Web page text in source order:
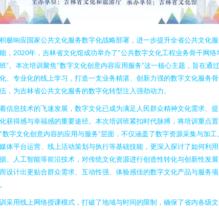
极响应国家公共文化服务数字化战略部署，进一步提升全省公共文化
，2020年，吉林省文化馆成功举办了“公共数字文化工程业务骨干网络
”。本次培训聚焦“数字文化创意内容应用服务”这一核心主题，旨在通
、专业化的线上学习，打造一支业务精湛、创新力强的数字文化服务
，为吉林省公共文化服务的数字化转型注入强劲动力。
信息技术的飞速发展，数字文化已成为满足人民群众精神文化需求、
获得感与幸福感的重要途径。本次培训班紧扣时代脉搏，将培训重点置
数字文化创意内容的应用与服务”层面，不仅涵盖了数字资源采集与加工
体平台运营、线上活动策划与执行等基础技能，更深入探讨了如何利
、人工智能等前沿技术，对传统文化资源进行创造性转化与创新性发
设计出更贴合群众需求、互动性强、体验感佳的数字文化产品与服务项
采用线上网络授课模式，打破了地域与时间的限制，确保了省内各级